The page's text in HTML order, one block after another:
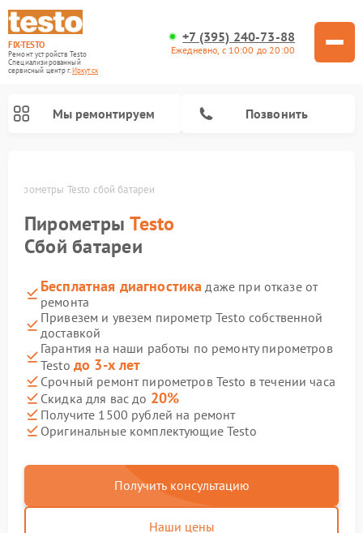
FIX-TESTO
Ремонт устройств Testo
Специализированный
cервисный центр г.Иркутск
+7 (395) 240-73-88
Ежедневно, с 10:00 до 20:00
Мы ремонтируем Позвонить
Пирометры Testo сбой батареи
ПирометрыTesto
Сбой батареи
Бесплатная диагностика даже при отказе от
ремонта
Привезем и увезем пирометр Testo собственной
доставкой
Гарантия на наши работы по ремонту пирометров
Testo до 3-х лет
Срочный ремонт пирометров Testo в течении часа
Скидка для вас до 20%
Получите 1500 рублей на ремонт
Оригинальные комплектующие Testo
Получить консультацию
Наши цены